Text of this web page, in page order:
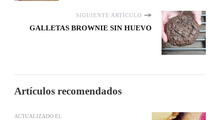
SIGUIENTE ARTÍCULO
GALLETAS BROWNIE SIN HUEVO
Artículos recomendados
ACTUALIZADO EL